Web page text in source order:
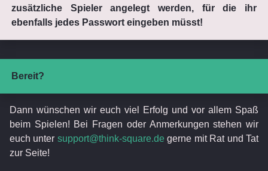
zusätzliche Spieler angelegt werden, für die ihr
ebenfalls jedes Passwort eingeben müsst!
Bereit?
Dann wünschen wir euch viel Erfolg und vor allem Spaß
beim Spielen! Bei Fragen oder Anmerkungen stehen wir
euch unter support@think-square.de gerne mit Rat und Tat
zur Seite!